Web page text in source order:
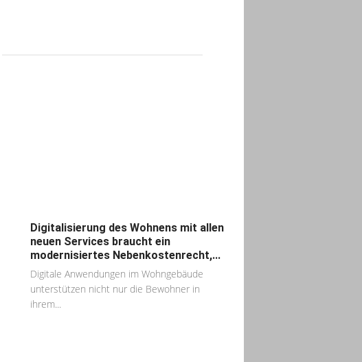
Digitalisierung des Wohnens mit allen
neuen Services braucht ein
modernisiertes Nebenkostenrecht,...
Digitale Anwendungen im Wohngebäude
unterstützen nicht nur die Bewohner in
ihrem...